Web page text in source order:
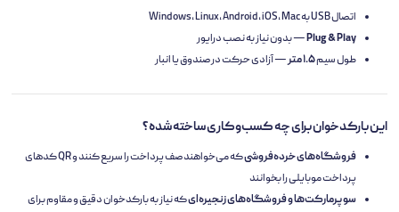
اتصال USB به Windows, Linux, Android, iOS, Mac
Plug & Play— بدون نیاز به نصب درایور
طول سیم۱.۵ متر — آزادی حرکت در صندوق یا انبار
این بارکدخوان برای چه کسب‌وکاری ساخته شده؟
فروشگاه‌های خرده‌فروشی
که می‌خواهند صف پرداخت را سریع کنند و QR کدهای
پرداخت موبایلی را بخوانند
سوپرمارکت‌ها و فروشگاه‌های زنجیره‌ایکه نیاز به بارکدخوان دقیق و مقاوم برای